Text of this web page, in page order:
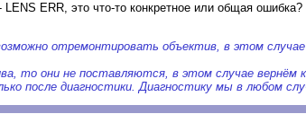
ERR, это что-то конкретное или общая
отремонтировать объектив, в этом
то они не поставляются, в этом случае вернём
после диагностики. Диагностику мы в любом